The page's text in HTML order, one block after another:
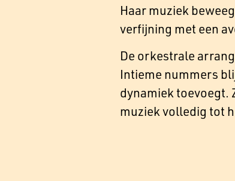
Haar muziek
verfijning met een
De orkestrale
Intieme nummers
dynamiek toevoegt.
muziek volledig tot